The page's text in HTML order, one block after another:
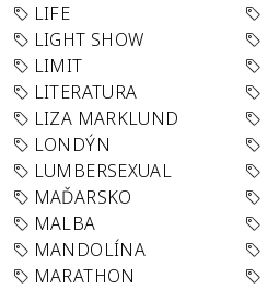
LIFE
LIGHT SHOW
LIMIT
LITERATURA
LIZA MARKLUND
LONDÝN
LUMBERSEXUAL
MAĎARSKO
MALBA
MANDOLÍNA
MARATHON